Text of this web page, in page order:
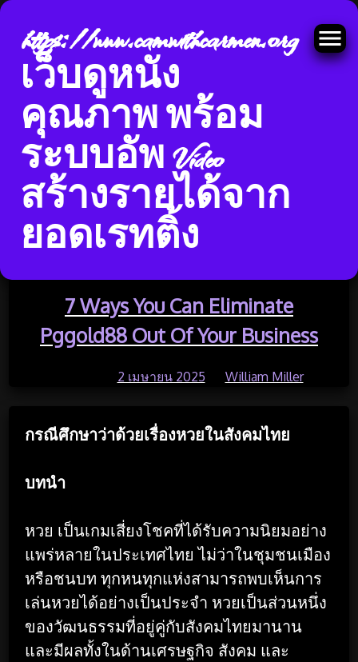
Skip
content
https://www.camwithcarmen.org
เว็บดูหนัง
คุณภาพ พร้อม
ระบบอัพ Video
สร้างรายได้จาก
ยอดเรทติ้ง
ป้ายกำกับ:pggold88
เครดิตฟรี
7 Ways You Can Eliminate
Pggold88 Out Of Your Business
2 เมษายน 2025 William Miller
กรณีศึกษาว่าด้วยเรื่องหวยในสังคมไทย
บทนำ
หวย เป็นเกมเสี่ยงโชคที่ได้รับความนิยมอย่าง
แพร่หลายในประเทศไทย ไม่ว่าในชุมชนเมือง
หรือชนบท ทุกหนทุกแห่งสามารถพบเห็นการ
เล่นหวยได้อย่างเป็นประจำ หวยเป็นส่วนหนึ่ง
ของวัฒนธรรมที่อยู่คู่กับสังคมไทยมานาน
และมีผลทั้งในด้านเศรษฐกิจ สังคม และ